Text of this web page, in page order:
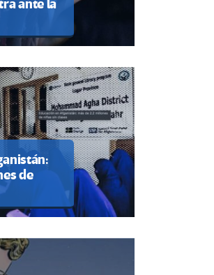
ante la
de